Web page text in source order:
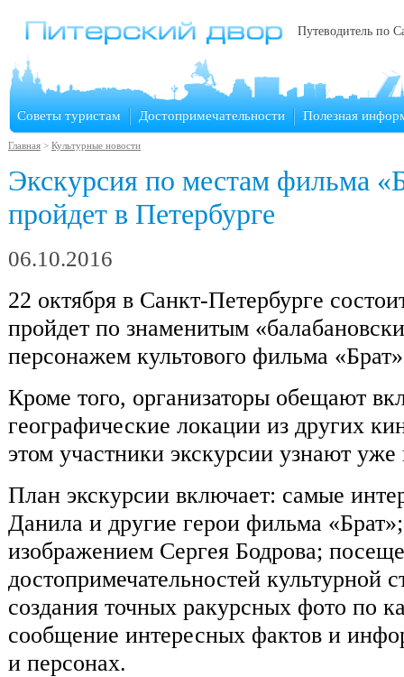
Путеводитель по
Советы туристам Достопримечательности Полезная
Главная > Культурные новости
Экскурсия по местам фильма
пройдет в Петербурге
06.10.2016
22 октября в Санкт-Петербурге
пройдет по знаменитым
персонажем культового фильма
Кроме того, организаторы обещают
географические локации из других
этом участники экскурсии узнают
План экскурсии включает: самые
Данила и другие герои фильма
изображением Сергея Бодрова;
достопримечательностей культурной
создания точных ракурсных фото по
сообщение интересных фактов и
и персонах.